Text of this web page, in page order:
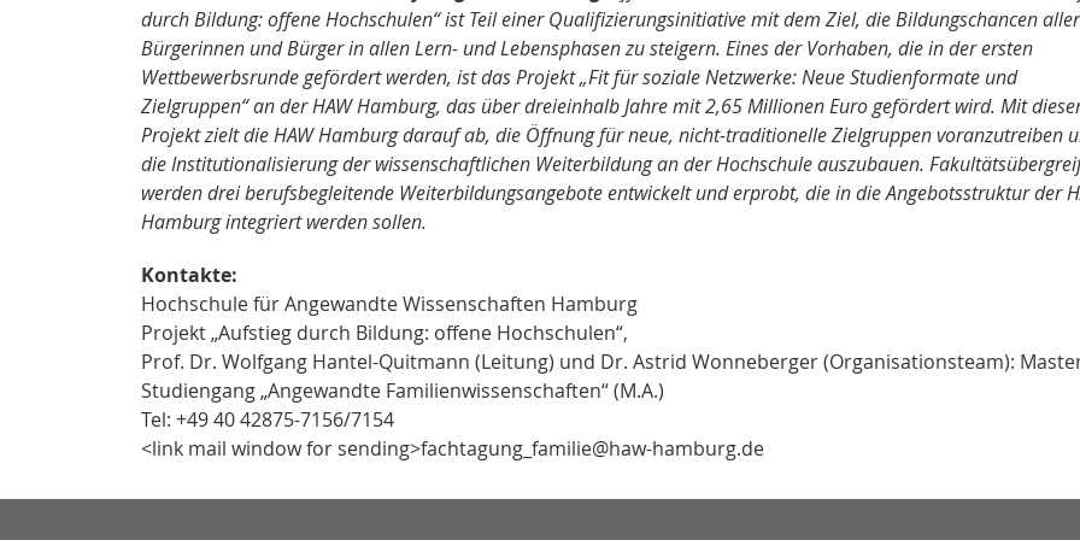
durch Bildung: offene Hochschulen“ ist Teil einer Qualifizierungsinitiative mit dem Ziel, die Bildungschancen aller
Bürgerinnen und Bürger in allen Lern- und Lebensphasen zu steigern. Eines der Vorhaben, die in der ersten
Wettbewerbsrunde gefördert werden, ist das Projekt „Fit für soziale Netzwerke: Neue Studienformate und
Zielgruppen“ an der HAW Hamburg, das über dreieinhalb Jahre mit 2,65 Millionen Euro gefördert wird. Mit
Projekt zielt die HAW Hamburg darauf ab, die Öffnung für neue, nicht-traditionelle Zielgruppen voranzutreiben
die Institutionalisierung der wissenschaftlichen Weiterbildung an der Hochschule auszubauen.
werden drei berufsbegleitende Weiterbildungsangebote entwickelt und erprobt, die in die Angebotsstruktur der
Hamburg integriert werden sollen.
Kontakte:
Hochschule für Angewandte Wissenschaften Hamburg
Projekt „Aufstieg durch Bildung: offene Hochschulen“,
Prof. Dr. Wolfgang Hantel-Quitmann (Leitung) und Dr. Astrid Wonneberger (Organisationsteam):
Studiengang „Angewandte Familienwissenschaften“ (M.A.)
Tel: +49 40 42875-7156/7154
<link mail window for sending>fachtagung_familie@haw-hamburg.de